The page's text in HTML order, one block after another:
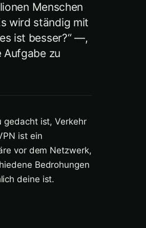
Menschen
wird ständig mit
ist besser?“ —,
Aufgabe zu
gedacht ist, Verkehr
ist ein
vor dem Netzwerk,
Bedrohungen
deine ist.